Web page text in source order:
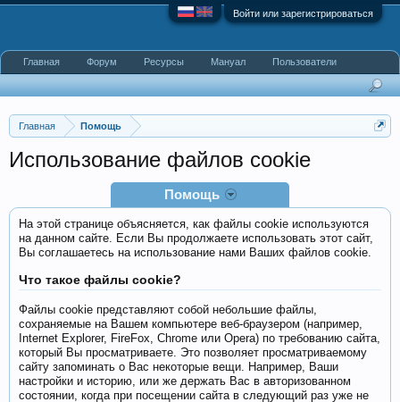
Войти или зарегистрироваться
Главная Помощь
Использование файлов cookie
Помощь
На этой странице объясняется, как файлы cookie используются
на данном сайте. Если Вы продолжаете использовать этот сайт,
Вы соглашаетесь на использование нами Ваших файлов cookie.
Что такое файлы cookie?
Файлы cookie представляют собой небольшие файлы,
сохраняемые на Вашем компьютере веб-браузером (например,
Internet Explorer, FireFox, Chrome или Opera) по требованию сайта,
который Вы просматриваете. Это позволяет просматриваемому
сайту запоминать о Вас некоторые вещи. Например, Ваши
настройки и историю, или же держать Вас в авторизованном
состоянии, когда при посещении сайта в следующий раз уже не
Главная Форум Ресурсы Мануал Пользователи